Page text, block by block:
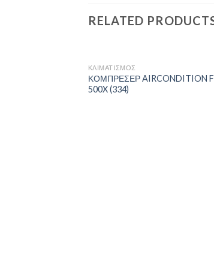
RELATED
ΚΛΙΜΑΤΙΣΜΟΣ
ΚΟΜΠΡΕΣΕΡ AIRCONDITION
500X (334)